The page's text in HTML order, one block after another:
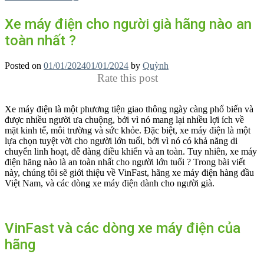
Xe máy điện cho người già hãng nào an
toàn nhất ?
Posted on 01/01/202401/01/2024 by Quỳnh
Rate this post
Xe máy điện là một phương tiện giao thông ngày càng phổ biến và
được nhiều người ưa chuộng, bởi vì nó mang lại nhiều lợi ích về
mặt kinh tế, môi trường và sức khỏe. Đặc biệt, xe máy điện là một
lựa chọn tuyệt vời cho người lớn tuổi, bởi vì nó có khả năng di
chuyển linh hoạt, dễ dàng điều khiển và an toàn. Tuy nhiên, xe máy
điện hãng nào là an toàn nhất cho người lớn tuổi ? Trong bài viết
này, chúng tôi sẽ giới thiệu về VinFast, hãng xe máy điện hàng đầu
Việt Nam, và các dòng xe máy điện dành cho người già.
VinFast và các dòng xe máy điện của
hãng